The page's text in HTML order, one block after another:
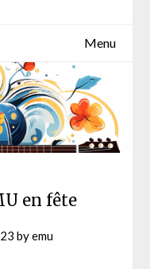
Menu
en fête
byemu